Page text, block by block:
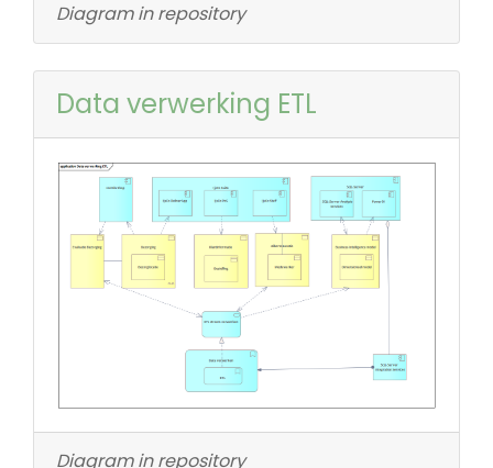
Diagram in repository
Data verwerking ETL
Diagram in repository